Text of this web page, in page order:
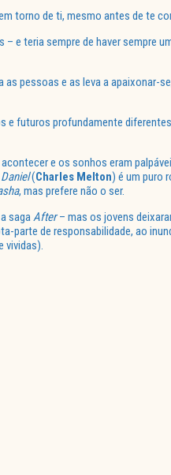
torno de ti, mesmo antes de te
e teria sempre de haver sempre
pessoas e as leva a apaixonar-
e futuros profundamente
e os sonhos eram
Daniel(Charles Melton) é um puro
, mas prefere não o ser.
sagaAfter– mas os jovens
parte de responsabilidade, ao
vividas).